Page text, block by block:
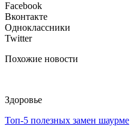
Facebook
Вконтакте
Одноклассники
Twitter
Похожие новости
Здоровье
Топ-5 полезных замен шаурме